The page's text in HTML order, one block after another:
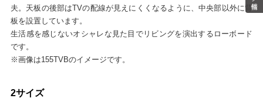
夫。天板の後部はTVの配線が見えにくくなるように、中央部以外に背
板を設置しています。
生活感を感じないオシャレな見た目でリビングを演出するローボード
です。
※画像は155TVBのイメージです。
2サイズ